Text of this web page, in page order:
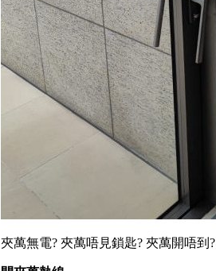
夾萬無電? 夾萬唔見鎖匙? 夾萬開唔到?